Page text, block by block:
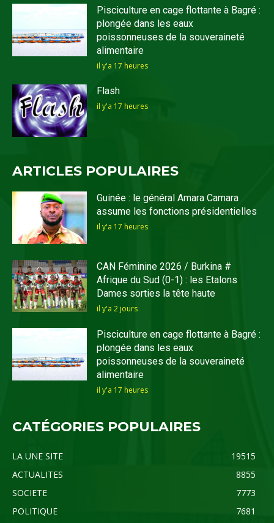
Pisciculture en cage flottante à Bagré :
plongée dans les eaux
poissonneuses de la souveraineté
alimentaire
il y'a 17 heures
Flash
il y'a 17 heures
ARTICLES POPULAIRES
Guinée : le général Amara Camara
assume les fonctions présidentielles
il y'a 17 heures
CAN Féminine 2026 / Burkina #
Afrique du Sud (0-1) : les Etalons
Dames sorties la tête haute
il y'a 2 jours
Pisciculture en cage flottante à Bagré :
plongée dans les eaux
poissonneuses de la souveraineté
alimentaire
il y'a 17 heures
CATÉGORIES POPULAIRES
LA UNE SITE
19515
ACTUALITES
8855
SOCIETE
7773
POLITIQUE
7681